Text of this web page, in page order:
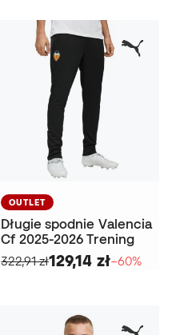
OUTLET
Długie spodnie Valencia
Cf 2025-2026 Trening
322,91 zł129,14 zł−60%